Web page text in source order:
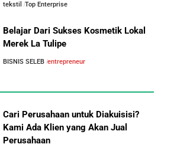
Perbandingan Gaji Tahunan:
Jepang, Malaysia, dan Arab Saudi
Boehly: Cucu Pekerja Pabrik yang
yang Mendirikan Medco Group
Keputusan Krusial yang Menentukan
tekstil Top Enterprise
Belajar Dari Sukses Kosmetik Lokal
Merek La Tulipe
BISNIS SELEB entrepreneur
Cari Perusahaan untuk Diakuisisi?
Kami Ada Klien yang Akan Jual
Perusahaan